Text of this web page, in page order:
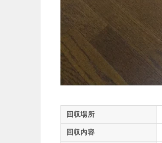
回収場所
回収内容